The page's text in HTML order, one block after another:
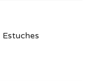
Estuches